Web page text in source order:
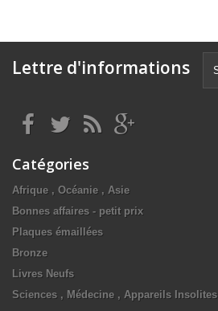
Lettre d'informations
Catégories
Afrique , Océanie , Asie
Bonnes affaires - petit prix
Plaques émaillées
Bronze
Livres Neufs
Sciences , Médecine , Appareils Insolites